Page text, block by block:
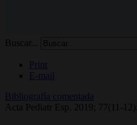
Buscar...
Print
E-mail
Bibliografía comentada
Acta Pediatr Esp. 2019; 77(11-